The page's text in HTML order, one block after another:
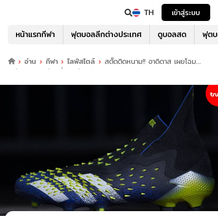
TH เข้าสู่ระบบ
หน้าแรกกีฬา ฟุตบอลลีกต่างประเทศ ดูบอลสด ฟุต
อ่าน กีฬา ไลฟ์สไตล์
สตั๊ดติดหนาม!! อาดิดาส เผยโฉม
'พรีเดเตอร์ ฟรีก' ที่สุดแห่งพลังควบคุมลูกบอล 360 องศา